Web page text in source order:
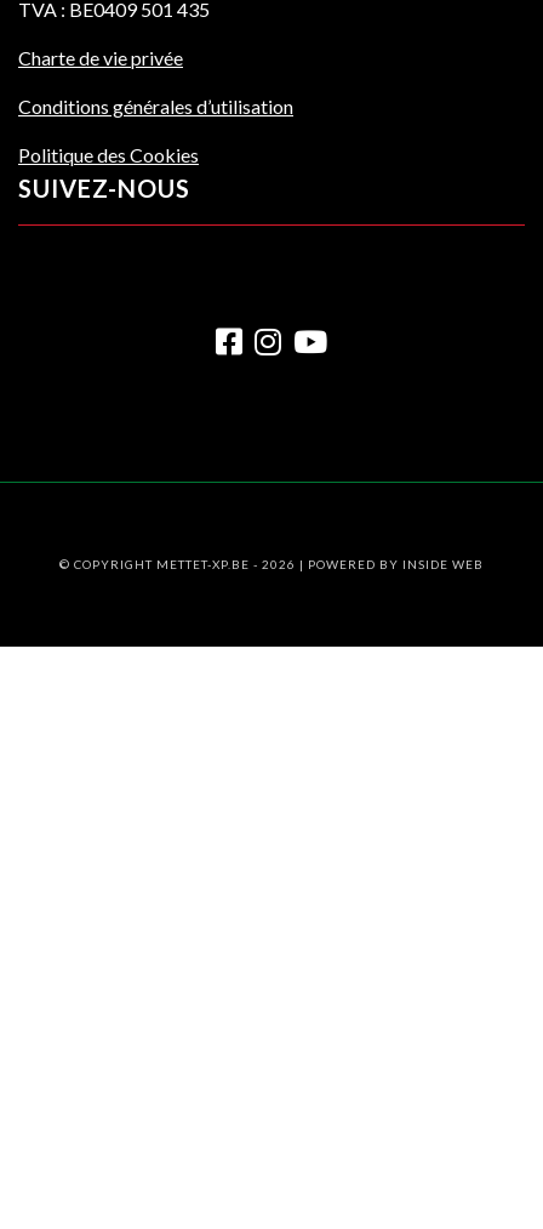
TVA : BE0409 501 435
Charte de vie privée
Conditions générales d’utilisation
Politique des Cookies
SUIVEZ-NOUS
© COPYRIGHT METTET-XP.BE - 2026 | POWERED BY INSIDE WEB